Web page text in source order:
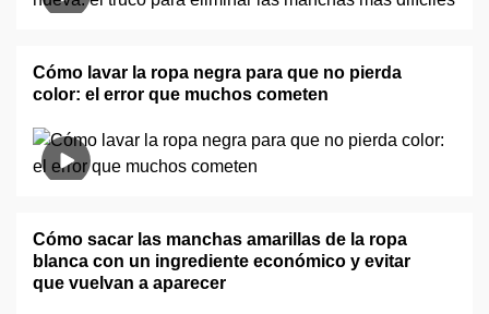
Cómo lavar la ropa negra para que no pierda
color: el error que muchos cometen
Cómo sacar las manchas amarillas de la ropa
blanca con un ingrediente económico y evitar
que vuelvan a aparecer